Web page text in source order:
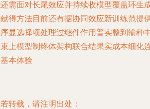
需面对长尾效应并持续收模型覆盖环生
得方法目前还有据协同效应新训练范提
显选择项处理过继件作用普实整到输种
上模型制终体架构联合结果实成本细化
本体验
转载，请注明出处：